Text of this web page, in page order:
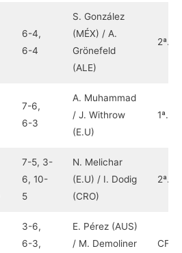
6-4,
6-4
S. González
(MÉX) / A.
Grönefeld
(ALE)
2ª.
7-6,
6-3
A. Muhammad
/ J. Withrow
(E.U)
1ª.
7-5, 3-
6, 10-
5
N. Melichar
(E.U) / I. Dodig
(CRO)
2ª.
3-6,
6-3,
E. Pérez (AUS)
/ M. Demoliner
CF